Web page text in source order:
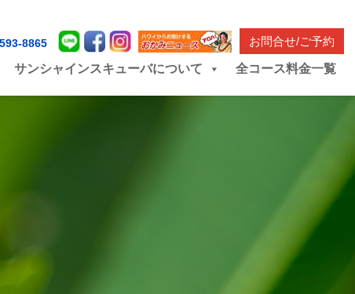
8865 お問合せ/ご予約
サンシャインスキューバについて 全コース料金一覧